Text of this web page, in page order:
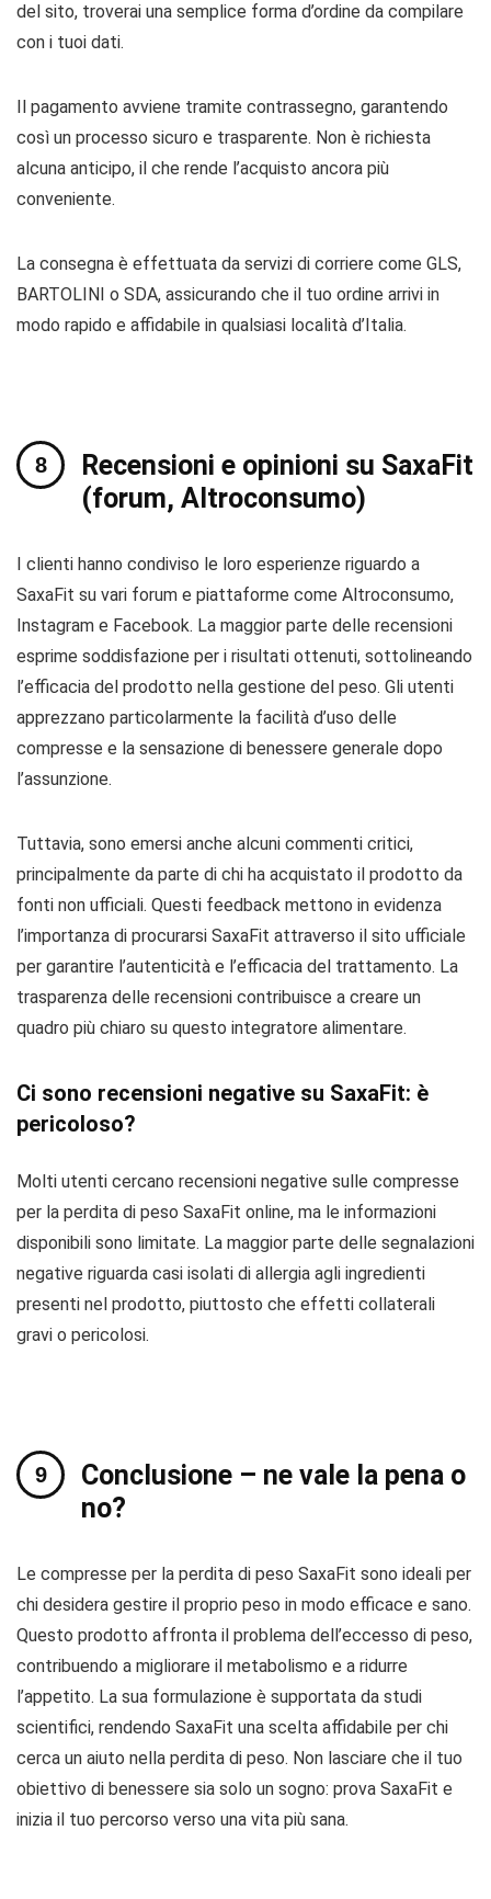
del sito, troverai una semplice forma d’ordine da compilare
con i tuoi dati.
Il pagamento avviene tramite contrassegno, garantendo
così un processo sicuro e trasparente. Non è richiesta
alcuna anticipo, il che rende l’acquisto ancora più
conveniente.
La consegna è effettuata da servizi di corriere come GLS,
BARTOLINI o SDA, assicurando che il tuo ordine arrivi in
modo rapido e affidabile in qualsiasi località d’Italia.
Recensioni e opinioni su SaxaFit
(forum, Altroconsumo)
I clienti hanno condiviso le loro esperienze riguardo a
SaxaFit su vari forum e piattaforme come Altroconsumo,
Instagram e Facebook. La maggior parte delle recensioni
esprime soddisfazione per i risultati ottenuti, sottolineando
l’efficacia del prodotto nella gestione del peso. Gli utenti
apprezzano particolarmente la facilità d’uso delle
compresse e la sensazione di benessere generale dopo
l’assunzione.
Tuttavia, sono emersi anche alcuni commenti critici,
principalmente da parte di chi ha acquistato il prodotto da
fonti non ufficiali. Questi feedback mettono in evidenza
l’importanza di procurarsi SaxaFit attraverso il sito ufficiale
per garantire l’autenticità e l’efficacia del trattamento. La
trasparenza delle recensioni contribuisce a creare un
quadro più chiaro su questo integratore alimentare.
Ci sono recensioni negative su SaxaFit: è
pericoloso?
Molti utenti cercano recensioni negative sulle compresse
per la perdita di peso SaxaFit online, ma le informazioni
disponibili sono limitate. La maggior parte delle segnalazioni
negative riguarda casi isolati di allergia agli ingredienti
presenti nel prodotto, piuttosto che effetti collaterali
gravi o pericolosi.
Conclusione – ne vale la pena o
no?
Le compresse per la perdita di peso SaxaFit sono ideali per
chi desidera gestire il proprio peso in modo efficace e sano.
Questo prodotto affronta il problema dell’eccesso di peso,
contribuendo a migliorare il metabolismo e a ridurre
l’appetito. La sua formulazione è supportata da studi
scientifici, rendendo SaxaFit una scelta affidabile per chi
cerca un aiuto nella perdita di peso. Non lasciare che il tuo
obiettivo di benessere sia solo un sogno: prova SaxaFit e
inizia il tuo percorso verso una vita più sana.